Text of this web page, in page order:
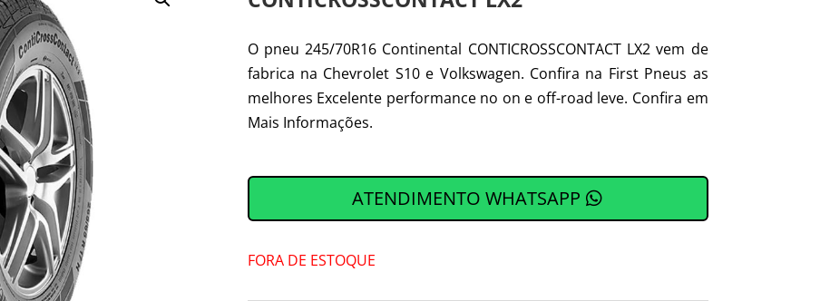
O pneu 245/70R16 Continental CONTICROSSCONTACT LX2 vem de
fabrica na Chevrolet S10 e Volkswagen. Confira na First Pneus as
melhores Excelente performance no on e off-road leve. Confira em
Mais Informações.
ATENDIMENTO WHATSAPP
FORA DE ESTOQUE